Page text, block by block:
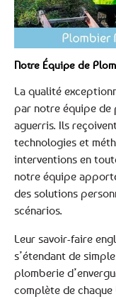
Notre Équipe de
La qualité
par notre équipe de
aguerris. Ils
technologies et
interventions en
notre équipe
des solutions
scénarios.
Leur savoir-faire
s’étendant de
plomberie
complète de